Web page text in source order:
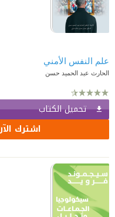
علم النفس الأمني
الحارث عبد الحميد حسن
تحميل الكتاب
اشترك